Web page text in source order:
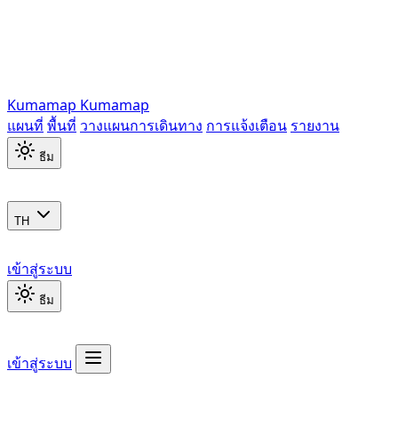
Kumamap Kumamap
แผนที่ พื้นที่ วางแผนการเดินทาง การแจ้งเตือน รายงาน
ธีม
TH
เข้าสู่ระบบ
ธีม
เข้าสู่ระบบ